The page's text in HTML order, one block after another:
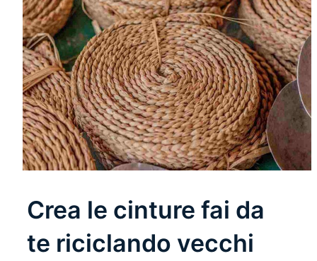
Crea le cinture fai da
te riciclando vecchi